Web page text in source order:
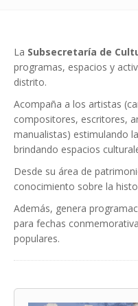
La Subsecretaría de
programas, espacios y
distrito.
Acompaña a los artistas
compositores, escritores,
manualistas) estimulando
brindando espacios
Desde su área de
conocimiento sobre la
Además, genera
para fechas
populares.